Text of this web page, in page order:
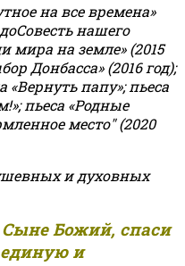
на все времена»
нашего
мира на земле» (2015
Донбасса» (2016 год);
«Вернуть папу»; пьеса
;пьеса «Родные
место" (2020
и духовных
Сыне Божий, спаси
и